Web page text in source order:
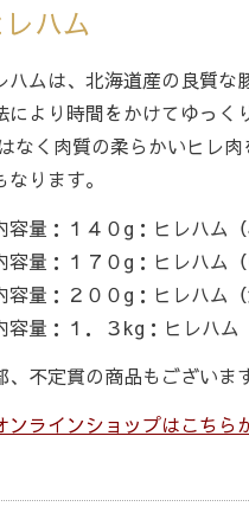
レハム
ハムは、北海道産の良質
により時間をかけてゆっく
なく肉質の柔らかいヒレ
なります。
量：１４０g：ヒレハム
量：１７０g：ヒレハム
量：２００g：ヒレハム
量：１．３kg：ヒレハム
、不定貫の商品もございま
ラインショップはこちら